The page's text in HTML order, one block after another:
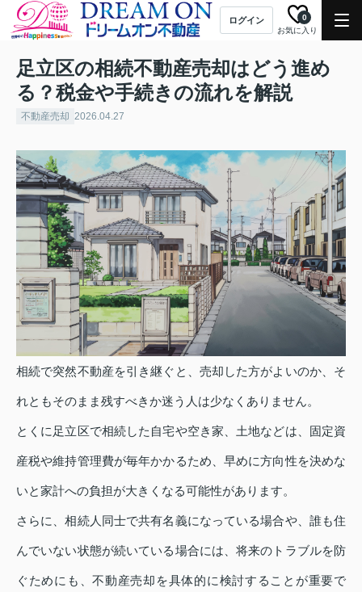
ログイン
お気に入り
0
足立区の相続不動産売却はどう進め
る？税金や手続きの流れを解説
不動産売却 2026.04.27
相続で突然不動産を引き継ぐと、売却した方がよいのか、そ
れともそのまま残すべきか迷う人は少なくありません。
とくに足立区で相続した自宅や空き家、土地などは、固定資
産税や維持管理費が毎年かかるため、早めに方向性を決めな
いと家計への負担が大きくなる可能性があります。
さらに、相続人同士で共有名義になっている場合や、誰も住
んでいない状態が続いている場合には、将来のトラブルを防
ぐためにも、不動産売却を具体的に検討することが重要で